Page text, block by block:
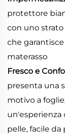
protettore
con uno strato
che
materasso
Fresco e
presenta una
motivo a
un'esperienza
pelle, facile